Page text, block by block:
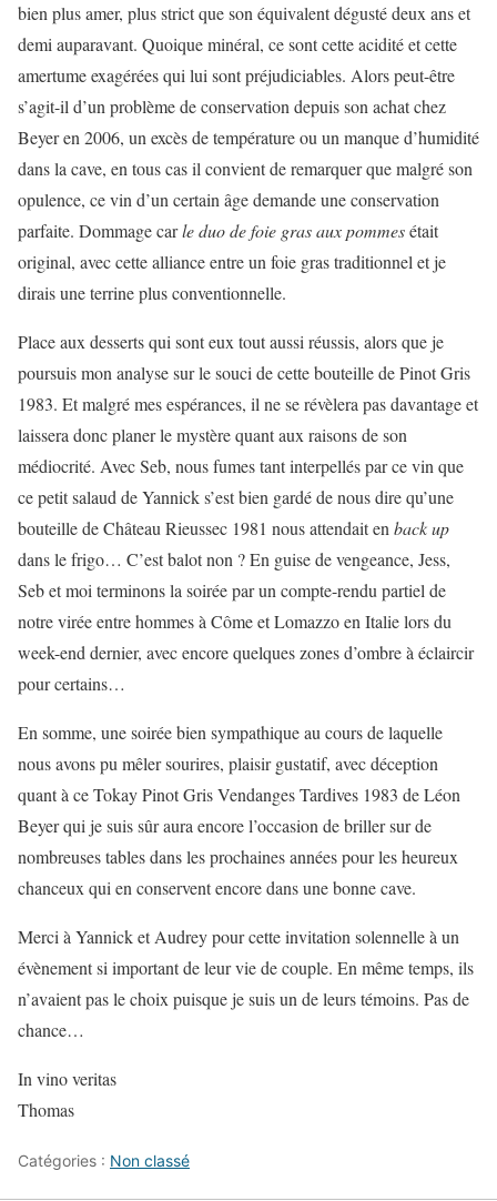
bien plus amer, plus strict que son équivalent dégusté deux ans et
demi auparavant. Quoique minéral, ce sont cette acidité et cette
amertume exagérées qui lui sont préjudiciables. Alors peut-être
s’agit-il d’un problème de conservation depuis son achat chez
Beyer en 2006, un excès de température ou un manque d’humidité
dans la cave, en tous cas il convient de remarquer que malgré son
opulence, ce vin d’un certain âge demande une conservation
parfaite. Dommage carle duo de foie gras aux pommesétait
original, avec cette alliance entre un foie gras traditionnel et je
dirais une terrine plus conventionnelle.
Place aux desserts qui sont eux tout aussi réussis, alors que je
poursuis mon analyse sur le souci de cette bouteille de Pinot Gris
1983. Et malgré mes espérances, il ne se révèlera pas davantage et
laissera donc planer le mystère quant aux raisons de son
médiocrité. Avec Seb, nous fumes tant interpellés par ce vin que
ce petit salaud de Yannick s’est bien gardé de nous dire qu’une
bouteille de Château Rieussec 1981 nous attendait en back up
dans le frigo… C’est balot non ? En guise de vengeance, Jess,
Seb et moi terminons la soirée par un compte-rendu partiel de
notre virée entre hommes à Côme et Lomazzo en Italie lors du
week-end dernier, avec encore quelques zones d’ombre à éclaircir
pour certains…
En somme, une soirée bien sympathique au cours de laquelle
nous avons pu mêler sourires, plaisir gustatif, avec déception
quant à ce Tokay Pinot Gris Vendanges Tardives 1983 de Léon
Beyer qui je suis sûr aura encore l’occasion de briller sur de
nombreuses tables dans les prochaines années pour les heureux
chanceux qui en conservent encore dans une bonne cave.
Merci à Yannick et Audrey pour cette invitation solennelle à un
évènement si important de leur vie de couple. En même temps, ils
n’avaient pas le choix puisque je suis un de leurs témoins. Pas de
chance…
In vino veritas
Thomas
Catégories : Non classé